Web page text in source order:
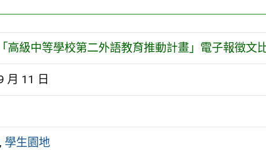
高級中等學校第二外語教育推動計畫」電子報徵文
月 11 日
, 學生園地